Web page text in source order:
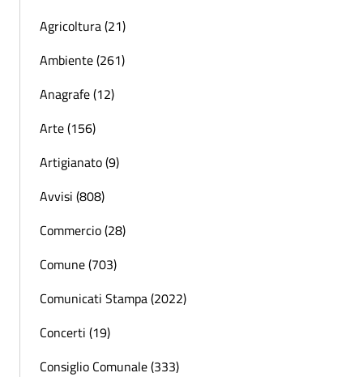
Agricoltura (21)
Ambiente (261)
Anagrafe (12)
Arte (156)
Artigianato (9)
Avvisi (808)
Commercio (28)
Comune (703)
Comunicati Stampa (2022)
Concerti (19)
Consiglio Comunale (333)